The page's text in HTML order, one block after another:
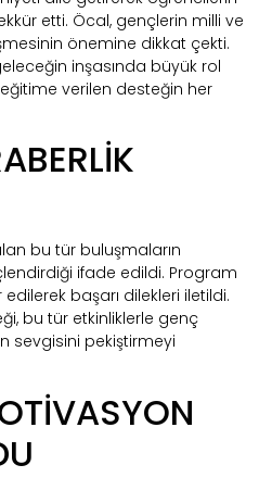
etti. Öcal, gençlerin milli ve
önemine dikkat çekti.
inşasında büyük rol
verilen desteğin her
bu tür buluşmaların
ifade edildi. Program
başarı dilekleri iletildi.
bu tür etkinliklerle genç
sevgisini pekiştirmeyi